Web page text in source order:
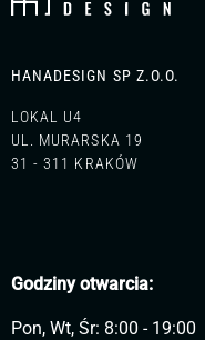
HANADESIGN SP Z.O.O.
LOKAL U4
UL. MURARSKA 19
31 - 311 KRAKÓW
Godziny otwarcia:
Pon, Wt, Śr: 8:00 - 19:00